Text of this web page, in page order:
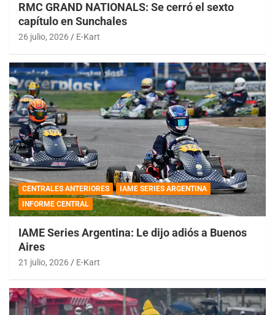
RMC GRAND NATIONALS: Se cerró el sexto
capítulo en Sunchales
26 julio, 2026 E-Kart
CENTRALES ANTERIORES
IAME SERIES ARGENTINA
INFORME CENTRAL
IAME Series Argentina: Le dijo adiós a Buenos
Aires
21 julio, 2026 E-Kart